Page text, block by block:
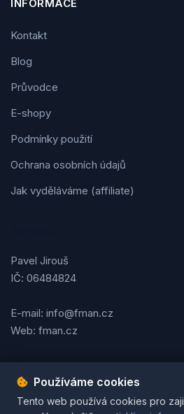
INFORMACE
Kontakt
Blog
Průvodce
E-shopy
Podmínky použití
Ochrana osobních údajů
Jak vyděláváme (affiliate)
Pavel Jirouš
IČ: 06484824
E-mail: info@fman.cz
Web: fman.cz
Podmínky použitíOchrana
Používáme cookies
Tento web používá cookies pro